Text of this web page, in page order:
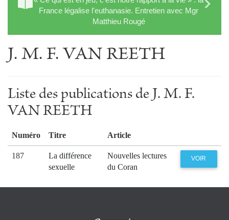
France légalise l'euthanasie. Entretien avec Mgr
Matthieu Rougé
J. M. F. VAN REETH
Liste des publications de J. M. F.
VAN REETH
Numéro Titre Article
187
La différence
sexuelle
Nouvelles lectures
du Coran
VOIR